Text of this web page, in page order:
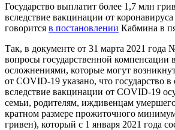
Государство выплатит более 1,7 млн
вследствие вакцинации от
говорится в постановлении Кабмина в
Так, в документе от 31 марта 2021 года
вопросы государственной компенсации
осложнениями, которые могут
от COVID-19 указано, что государство в
вследствие вакцинации от COVID-19
семьи, родителям, иждивенцам
кратном размере прожиточного
гривен), который с 1 января 2021 года